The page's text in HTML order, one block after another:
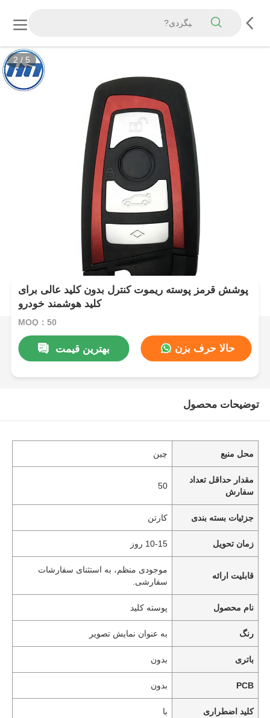
2 / 5
پوشش قرمز پوسته ریموت کنترل بدون کلید عالی برای
کلید هوشمند خودرو
MOQ：50
بهترین قیمت حالا حرف بزن
توضیحات محصول
محل منبع چین
مقدار حداقل تعداد
سفارش
50
جزئیات بسته بندی کارتن
زمان تحویل 10-15 روز
قابلیت ارائه
موجودی منظم، به استثنای سفارشات
سفارشی.
نام محصول پوسته کلید
رنگ به عنوان نمایش تصویر
باتری بدون
PCB بدون
کلید اضطراری با